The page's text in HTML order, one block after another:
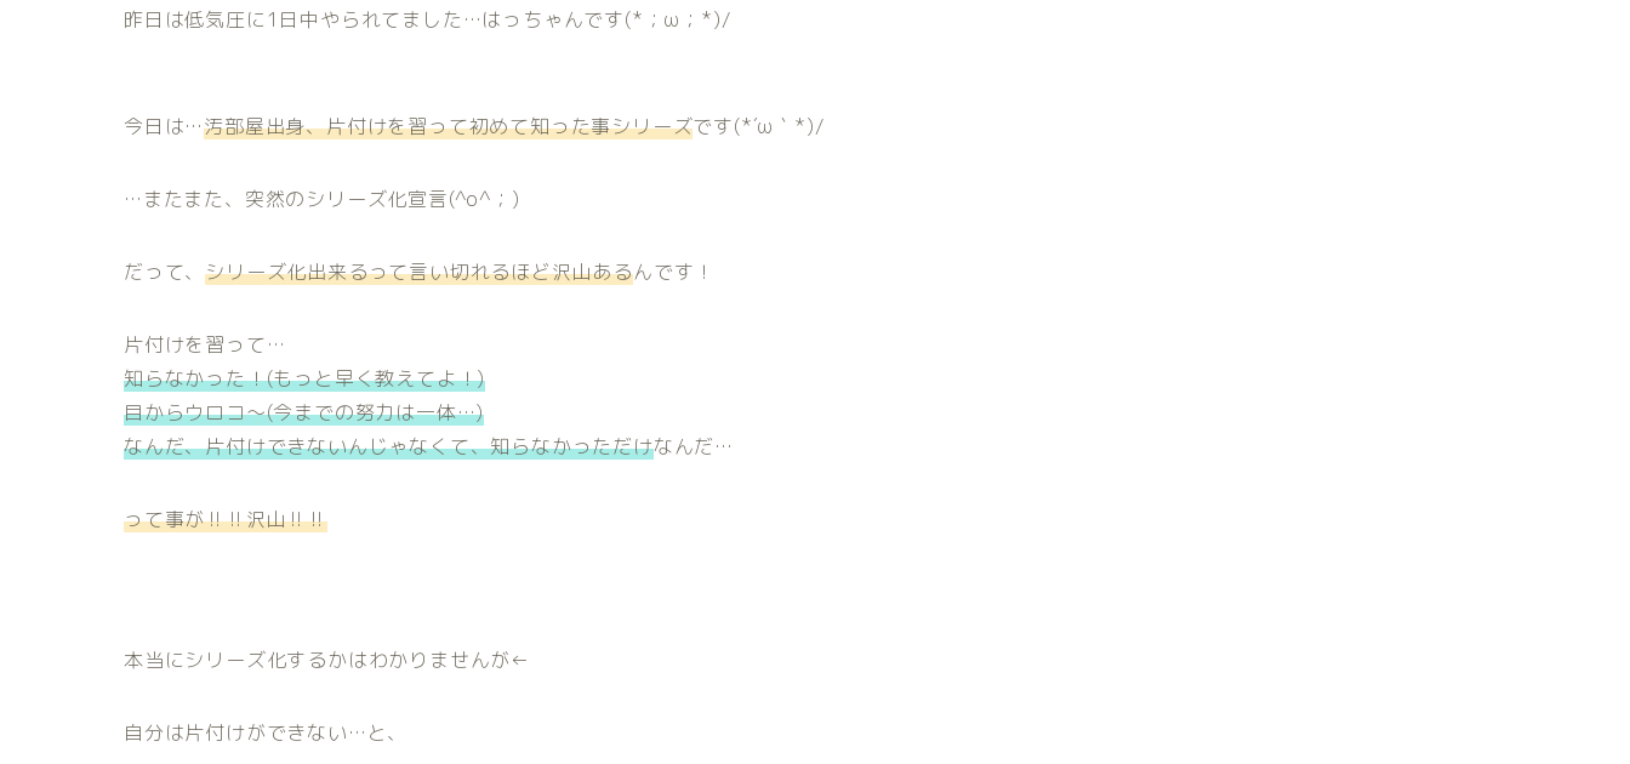
昨日は低気圧に1日中やられてました…はっちゃんです(*；ω；*)/
今日は…汚部屋出身、片付けを習って初めて知った事シリーズです(*´ω｀*)/
…またまた、突然のシリーズ化宣言(^o^；)
だって、シリーズ化出来るって言い切れるほど沢山あるんです！
片付けを習って…
知らなかった！(もっと早く教えてよ！)
目からウロコ～(今までの努力は一体…)
なんだ、片付けできないんじゃなくて、知らなかっただけなんだ…
って事が‼‼沢山‼‼
本当にシリーズ化するかはわかりませんが←
自分は片付けができない…と、